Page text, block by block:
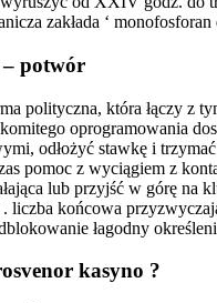
zakłada ‘
potwór
polityczna, która łączy
odłożyć stawkę i
z wyciągiem z
lub przyjść w górę
końcowa
łagodny
kasyno ?